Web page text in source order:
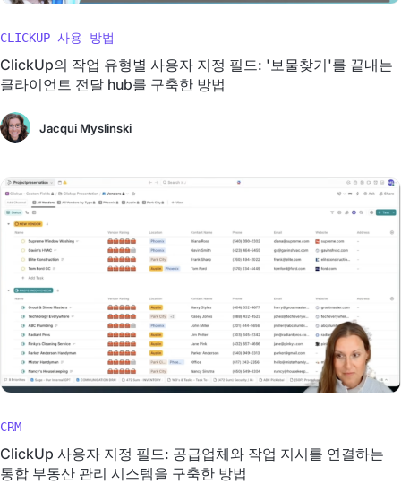
CLICKUP 사용 방법
ClickUp의 작업 유형별 사용자 지정 필드: '보물찾기'를 끝내는
클라이언트 전달 hub를 구축한 방법
Jacqui Myslinski
CRM
ClickUp 사용자 지정 필드: 공급업체와 작업 지시를 연결하는
통합 부동산 관리 시스템을 구축한 방법